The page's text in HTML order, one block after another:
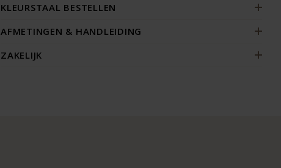
KLEURSTAAL BESTELLEN
AFMETINGEN & HANDLEIDING
ZAKELIJK